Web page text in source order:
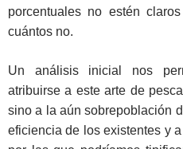
porcentuales no estén
cuántos no.
Un análisis inicial nos
atribuirse a este arte de
sino a la aún sobrepoblación
eficiencia de los existentes y